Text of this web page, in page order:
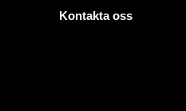
Kontakta oss